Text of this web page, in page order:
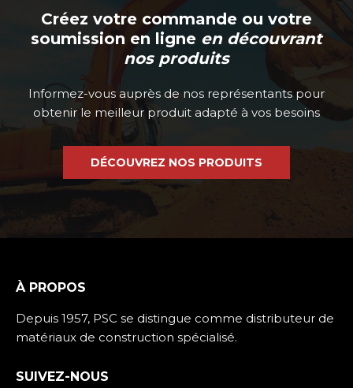
Créez votre commande ou votre
soumission en ligne en découvrant
nos produits
Informez-vous auprès de nos représentants pour
obtenir le meilleur produit adapté à vos besoins
DÉCOUVREZ NOS PRODUITS
À PROPOS
Depuis 1957, PSC se distingue comme distributeur de
matériaux de construction spécialisé.
SUIVEZ-NOUS